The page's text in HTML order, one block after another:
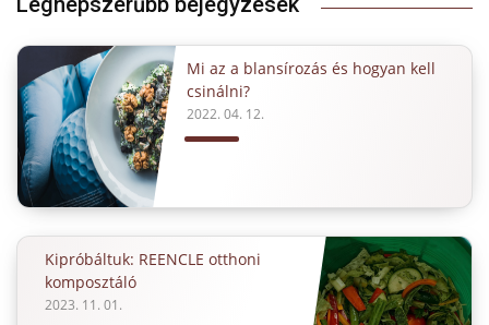
Mi az a blansírozás és hogyan kell
csinálni?
2022. 04. 12.
Kipróbáltuk: REENCLE otthoni
komposztáló
2023. 11. 01.